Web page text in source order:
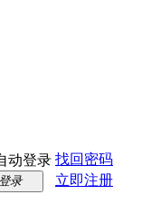
动登录 找回密码
登录
立即注册